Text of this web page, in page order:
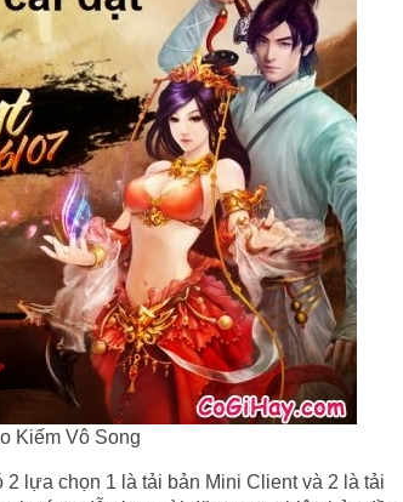
Kiếm Vô Song
lựa chọn 1 là tải bản Mini Client và 2 là tải